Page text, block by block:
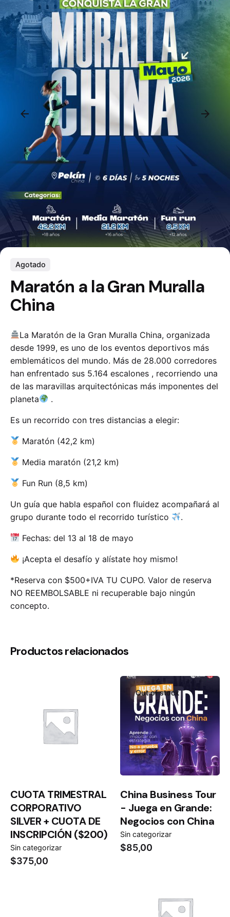
Agotado
Maratón a la Gran Muralla
China
La Maratón de la Gran Muralla China, organizada
desde 1999, es uno de los eventos deportivos más
emblemáticos del mundo. Más de 28.000 corredores
han enfrentado sus 5.164 escalones , recorriendo una
de las maravillas arquitectónicas más imponentes del
planeta
.
Es un recorrido con tres distancias a elegir:
Maratón (42,2 km)
Media maratón (21,2 km)
Fun Run (8,5 km)
Un guía que habla español con fluidez acompañará al
grupo durante todo el recorrido turístico
.
Fechas: del 13 al 18 de mayo
¡Acepta el desafío y alístate hoy mismo!
*Reserva con $500+IVA TU CUPO. Valor de reserva
NO REEMBOLSABLE ni recuperable bajo ningún
concepto.
Productos relacionados
CUOTA TRIMESTRAL
CORPORATIVO
SILVER + CUOTA DE
INSCRIPCIÓN ($200)
Sin categorizar
$375,00
Out of stock
China Business Tour
- Juega en Grande:
Negocios con China
Sin categorizar
$85,00